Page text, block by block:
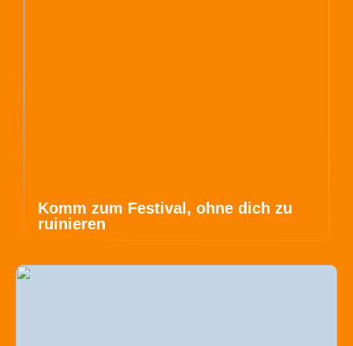
Komm zum Festival, ohne dich zu
ruinieren